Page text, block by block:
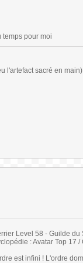
temps pour moi
l'artefact sacré en
Level 58 - Guilde
: Avatar Top 17 /
est infini ! L'ordre